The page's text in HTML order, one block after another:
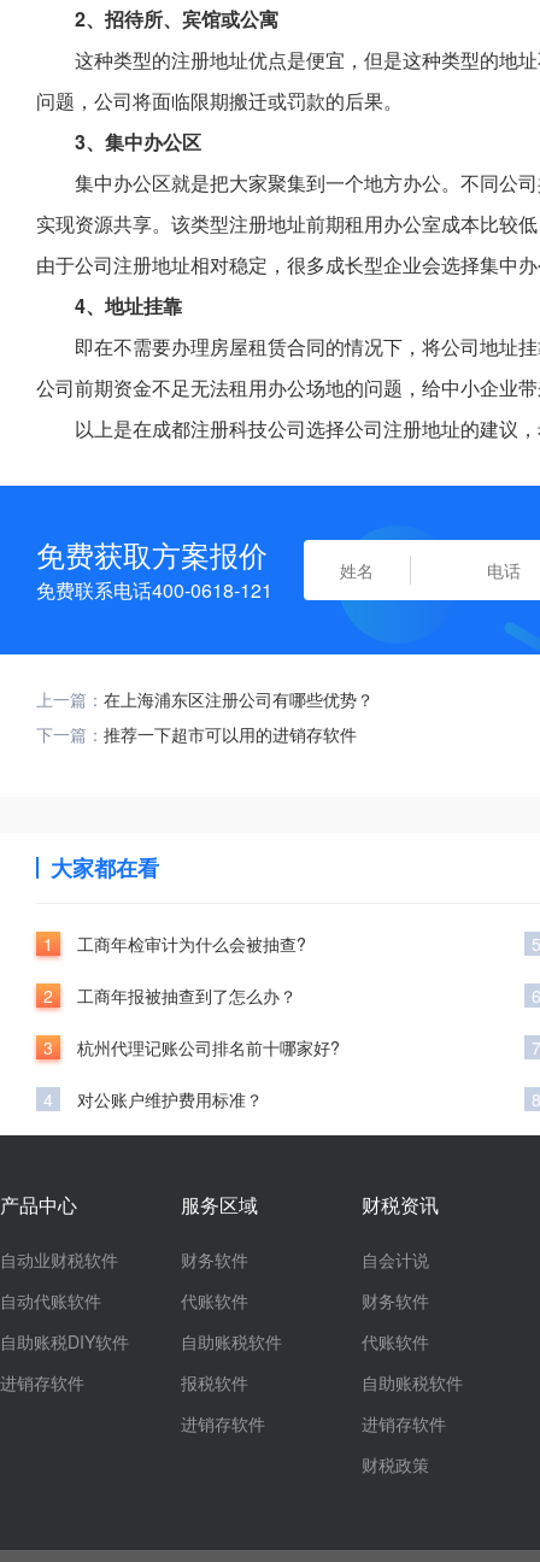
2、招待所、宾馆或公寓
这种类型的注册地址优点是便宜，但是这种类型的地
问题，公司将面临限期搬迁或罚款的后果。
3、集中办公区
集中办公区就是把大家聚集到一个地方办公。不同公
实现资源共享。该类型注册地址前期租用办公室成本比较
由于公司注册地址相对稳定，很多成长型企业会选择集中
4、地址挂靠
即在不需要办理房屋租赁合同的情况下，将公司地址
公司前期资金不足无法租用办公场地的问题，给中小企业
以上是在成都注册科技公司选择公司注册地址的建议
免费获取方案报价
免费联系电话400-0618-121
上一篇： 在上海浦东区注册公司有哪些优势？
下一篇： 推荐一下超市可以用的进销存软件
大家都在看
1 工商年检审计为什么会被抽查?
2 工商年报被抽查到了怎么办？
3 杭州代理记账公司排名前十哪家好?
4 对公账户维护费用标准？
5
6
7
8
产品中心
自动业财税软件
自动代账软件
自助账税DIY软件
进销存软件
服务区域
财务软件
代账软件
自助账税软件
报税软件
进销存软件
财税资讯
自会计说
财务软件
代账软件
自助账税软件
进销存软件
财税政策